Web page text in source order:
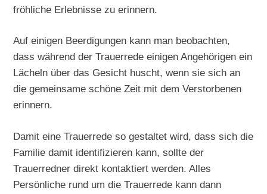
fröhliche Erlebnisse zu erinnern.
Auf einigen Beerdigungen kann man beobachten,
dass während der Trauerrede einigen Angehörigen ein
Lächeln über das Gesicht huscht, wenn sie sich an
die gemeinsame schöne Zeit mit dem Verstorbenen
erinnern.
Damit eine Trauerrede so gestaltet wird, dass sich die
Familie damit identifizieren kann, sollte der
Trauerredner direkt kontaktiert werden. Alles
Persönliche rund um die Trauerrede kann dann